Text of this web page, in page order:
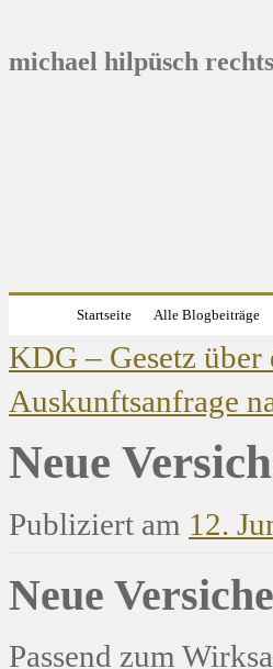
michael hilpüsch
Startseite Alle Blogbeiträge
KDG – Gesetz
Auskunftsanfrage
Neue
Publiziert am 12.
Neue
Passend zum